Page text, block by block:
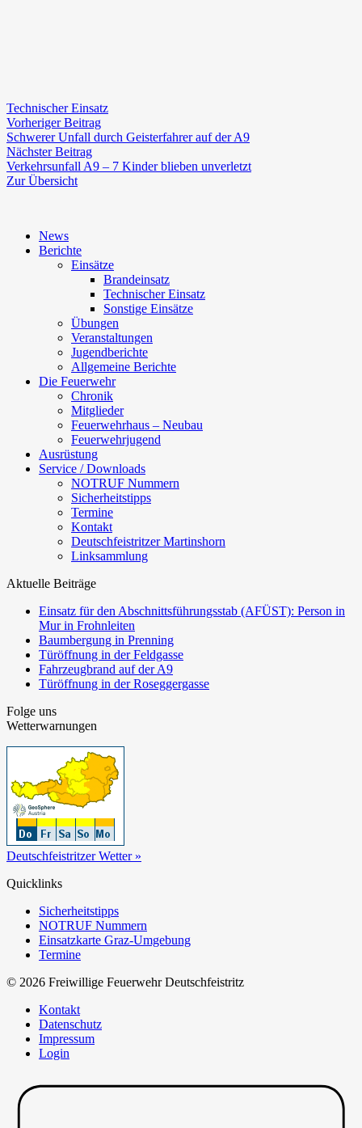
Technischer Einsatz
Beitragsnavigation
Vorheriger BeitragVorheriger
Beitrag:
Schwerer Unfall durch Geisterfahrer auf der A9
Nächster BeitragNächster
Beitrag:
Verkehrsunfall A9 – 7 Kinder blieben unverletzt
Zur Übersicht
News
Berichte
Einsätze
Brandeinsatz
Technischer Einsatz
Sonstige Einsätze
Übungen
Veranstaltungen
Jugendberichte
Allgemeine Berichte
Die Feuerwehr
Chronik
Mitglieder
Feuerwehrhaus – Neubau
Feuerwehrjugend
Ausrüstung
Service / Downloads
NOTRUF Nummern
Sicherheitstipps
Termine
Kontakt
Deutschfeistritzer Martinshorn
Linksammlung
Aktuelle Beiträge
Einsatz für den Abschnittsführungsstab (AFÜST): Person in
Mur in Frohnleiten
Baumbergung in Prenning
Türöffnung in der Feldgasse
Fahrzeugbrand auf der A9
Türöffnung in der Roseggergasse
Folge uns
Wetterwarnungen
Deutschfeistritzer Wetter »
Quicklinks
Sicherheitstipps
NOTRUF Nummern
Einsatzkarte Graz-Umgebung
Termine
© 2026 Freiwillige Feuerwehr Deutschfeistritz
Kontakt
Datenschutz
Impressum
Login